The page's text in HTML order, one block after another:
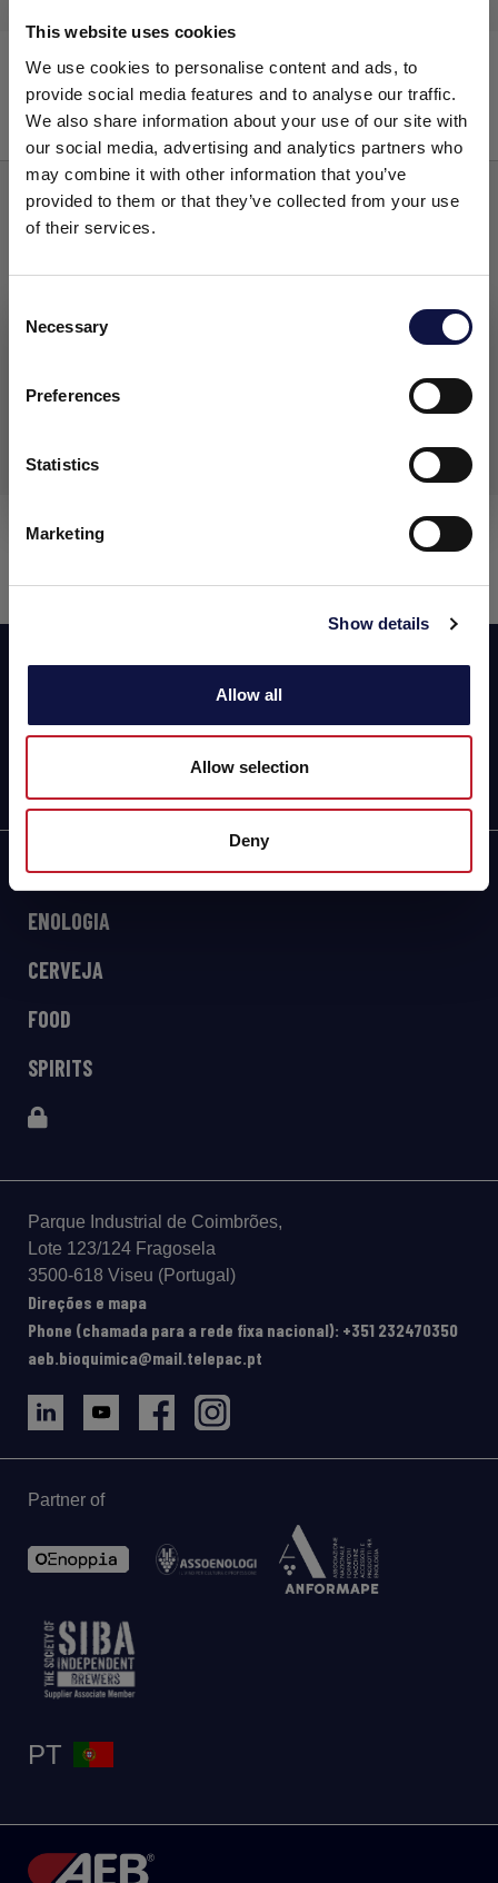
This website uses cookies
We use cookies to personalise content and ads, to
provide social media features and to analyse our traffic.
We also share information about your use of our site with
our social media, advertising and analytics partners who
may combine it with other information that you’ve
provided to them or that they’ve collected from your use
of their services.
Selection
Necessary
Preferences
Statistics
Marketing
Show details
Allow all
Allow selection
Deny
Este site destina-se a um público empresarial.
(empresas e outras entidades profissionais).
Eu entendi
Assine agora a nossa newsletter!
AEB
ENOLOGIA
CERVEJA
FOOD
SPIRITS
Parque Industrial de Coimbrões,
Lote 123/124 Fragosela
3500-618 Viseu (Portugal)
Direções e mapa
Phone (chamada para a rede fixa nacional): +351 232470350
aeb.bioquimica@mail.telepac.pt
Partner of
PT